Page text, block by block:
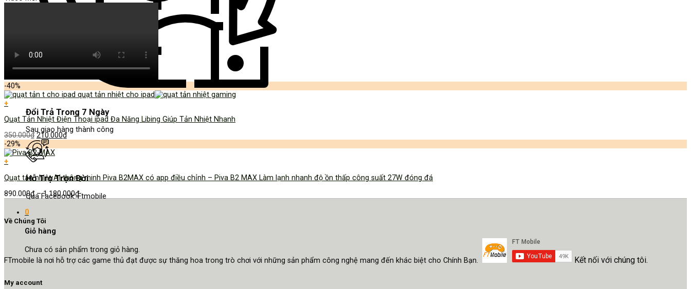
Đổi Trả Trong 7 Ngày
Sau giao hàng thành công
Hỗ Trợ Trọn Đời
Qua Facebook: Ftmobile
0
Giỏ hàng
Chưa có sản phẩm trong giỏ hàng.
-40%
+
Quạt Tản Nhiệt Điện Thoại ipad Đa Năng Libing Giúp Tản Nhiệt Nhanh
350.000₫ 210.000₫
-29%
+
Quạt tản nhiệt AI thông minh Piva B2MAX có app điều chỉnh – Piva B2 MAX Làm lạnh nhanh độ ồn thấp công suất 27W đóng đá
890.000₫–1.180.000₫
Về Chúng Tôi
FTmobile là nơi hỗ trợ các game thủ đạt được sự thăng hoa trong trò chơi với những sản phẩm công nghệ mang đến khác biệt cho Chính Bạn. Kết nối với chúng tôi.
My account